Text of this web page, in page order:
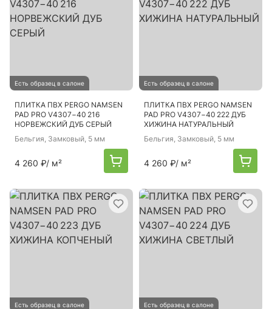
Есть образец в салоне
ПЛИТКА ПВХ PERGO NAMSEN
PAD PRO V4307−40 216
НОРВЕЖСКИЙ ДУБ СЕРЫЙ
Бельгия, Замковый, 5 мм
4 260 ₽/ м²
Есть образец в салоне
ПЛИТКА ПВХ PERGO NAMSEN
PAD PRO V4307−40 222 ДУБ
ХИЖИНА НАТУРАЛЬНЫЙ
Бельгия, Замковый, 5 мм
4 260 ₽/ м²
Есть образец в салоне Есть образец в салоне